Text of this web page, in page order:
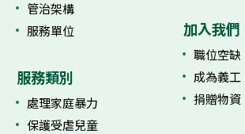
管治架構
服務單位
服務類別
處理家庭暴力
保護受虐兒童
加入我們
職位空缺
成為義工
捐贈物資